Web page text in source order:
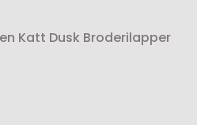
Katt Dusk Broderilapper